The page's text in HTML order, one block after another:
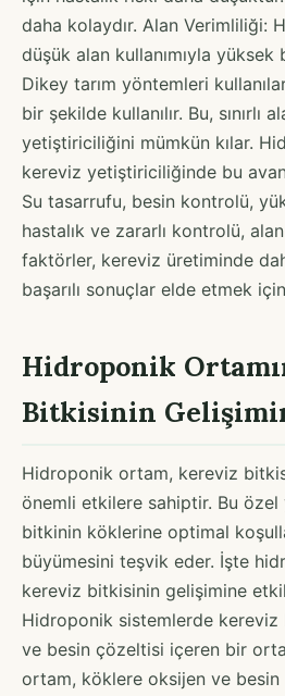
daha kolaydır. Alan Verimliliği:
düşük alan kullanımıyla
Dikey tarım yöntemleri
bir şekilde kullanılır. Bu, sınırlı
yetiştiriciliğini mümkün kılar.
kereviz yetiştiriciliğinde bu
Su tasarrufu, besin kontrolü,
hastalık ve zararlı kontrolü,
faktörler, kereviz üretiminde
başarılı sonuçlar elde etmek
Hidroponik
Bitkisinin
Hidroponik ortam, kereviz
önemli etkilere sahiptir. Bu
bitkinin köklerine optimal
büyümesini teşvik eder. İşte
kereviz bitkisinin gelişimine
Hidroponik sistemlerde
ve besin çözeltisi içeren bir
ortam, köklere oksijen ve besin